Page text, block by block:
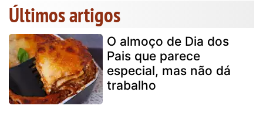
Últimos artigos
O almoço de Dia dos
Pais que parece
especial, mas não dá
trabalho